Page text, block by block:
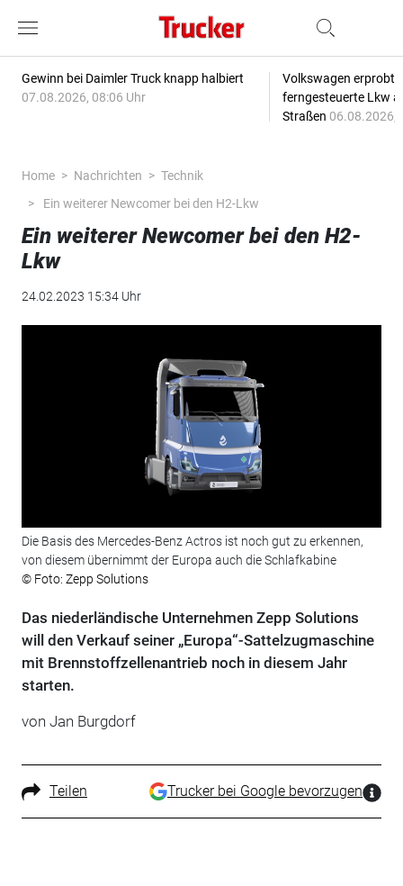
Gewinn bei Daimler Truck knapp halbiert
07.08.2026, 08:06 Uhr
Volkswagen erprobt
ferngesteuerte Lkw
Straßen 06.08.2026,
Home Nachrichten
Technik
Ein weiterer Newcomer bei den H2-Lkw
Ein weiterer Newcomer bei den H2-
Lkw
24.02.2023 15:34 Uhr
Die Basis des Mercedes-Benz Actros ist noch gut zu erkennen,
von diesem übernimmt der Europa auch die Schlafkabine
© Foto: Zepp Solutions
Das niederländische Unternehmen Zepp Solutions
will den Verkauf seiner „Europa“-Sattelzugmaschine
mit Brennstoffzellenantrieb noch in diesem Jahr
starten.
von Jan Burgdorf
Teilen Trucker bei Google bevorzugen